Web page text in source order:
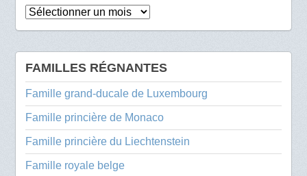
Archives
FAMILLES RÉGNANTES
Famille grand-ducale de Luxembourg
Famille princière de Monaco
Famille princière du Liechtenstein
Famille royale belge